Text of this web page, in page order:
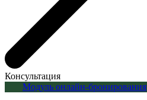
Консультация
Модуль онлайн-бронирования